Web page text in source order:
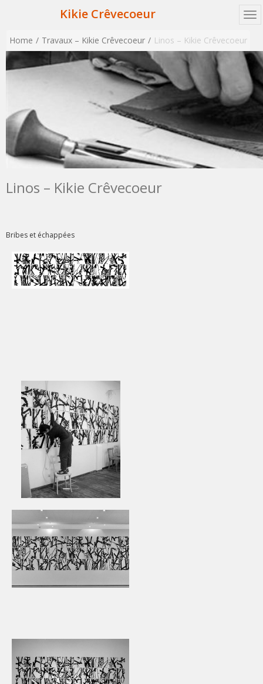
Kikie Crêvecoeur
Home Travaux – Kikie Crêvecoeur Linos – Kikie Crêvecoeur
Linos – Kikie Crêvecoeur
Bribes et échappées